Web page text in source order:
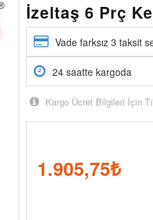
İzeltaş 6 Prç
Vade farksız 3 taksit
24 saatte kargoda
Kargo Ücret Bilgileri İçin
1.905,75₺